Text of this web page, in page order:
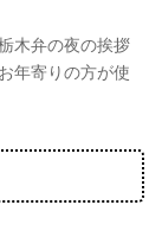
木弁の夜の挨拶
年寄りの方が使